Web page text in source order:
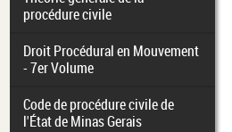
procédure civile
Droit Procédural en Mouvement
- 7er Volume
Code de procédure civile de
l'État de Minas Gerais